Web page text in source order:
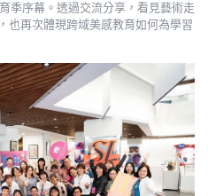
季序幕。透過交流分享，看見藝術走
也再次體現跨域美感教育如何為學習